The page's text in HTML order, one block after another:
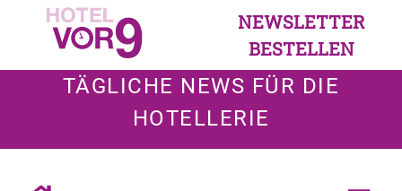
NEWSLETTER
BESTELLEN
TÄGLICHE NEWS FÜR DIE
HOTELLERIE